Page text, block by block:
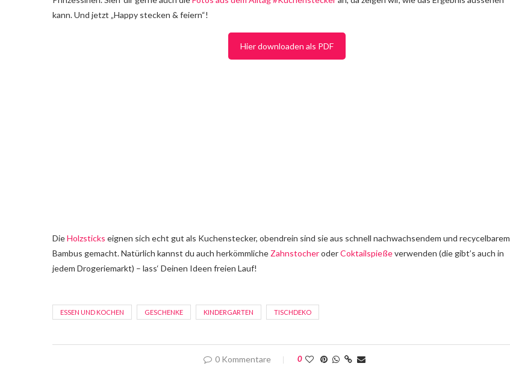
kann. Und jetzt „Happy stecken & feiern“!
Hier downloaden als PDF
DieHolzsticks eignen sich echt gut als Kuchenstecker, obendrein sind sie aus schnell nachwachsendem und recycelbarem
Bambus gemacht. Natürlich kannst du auch herkömmliche ZahnstocheroderCoktailspießeverwenden (die gibt’s auch in
jedem Drogeriemarkt) – lass‘ Deinen Ideen freien Lauf!
ESSEN UND KOCHEN GESCHENKE KINDERGARTEN TISCHDEKO
0 Kommentare 0